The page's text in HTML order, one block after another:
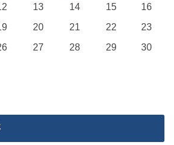
13 14 15
16
20 21 22
23
27 28 29
30